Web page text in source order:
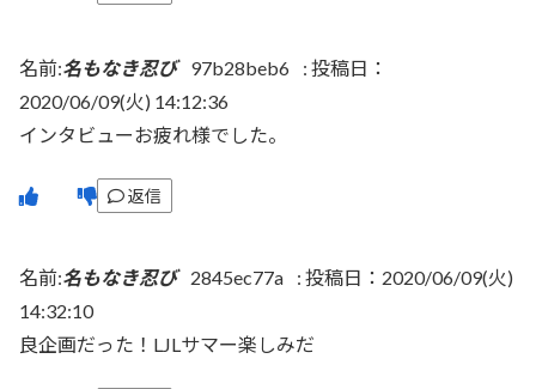
名前:名もなき忍び 97b28beb6 : 投稿日：
2020/06/09(火) 14:12:36
インタビューお疲れ様でした。
返信
名前:名もなき忍び 2845ec77a : 投稿日：2020/06/09(火)
14:32:10
良企画だった！LJLサマー楽しみだ